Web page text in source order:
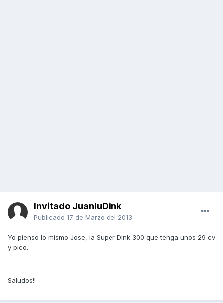
Invitado JuanluDink
Publicado 17 de Marzo del 2013
Yo pienso lo mismo Jose, la Super Dink 300 que tenga unos 29 cv
y pico.
Saludos!!